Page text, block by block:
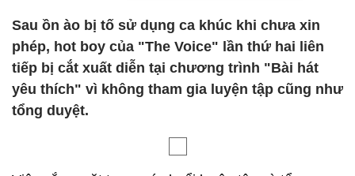
Sau ồn ào bị tố sử dụng ca khúc khi chưa xin
phép, hot boy của "The Voice" lần thứ hai liên
tiếp bị cắt xuất diễn tại chương trình "Bài hát
yêu thích" vì không tham gia luyện tập cũng như
tổng duyệt.